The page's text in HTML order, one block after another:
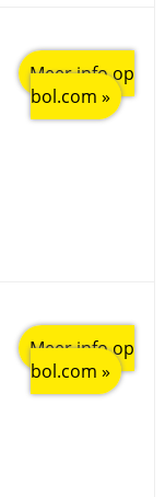
Meer info op
bol.com »
Meer info op
bol.com »